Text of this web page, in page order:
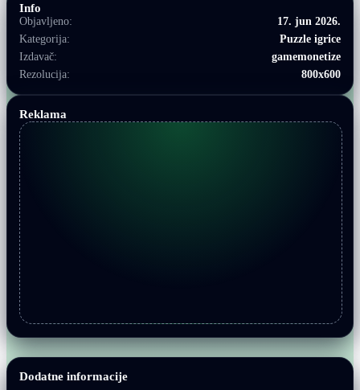
Dodatne informacije
Info
Objavljeno:
17. jun 2026.
Kategorija:
Puzzle igrice
Izdavač:
gamemonetize
Rezolucija:
800x600
Reklama